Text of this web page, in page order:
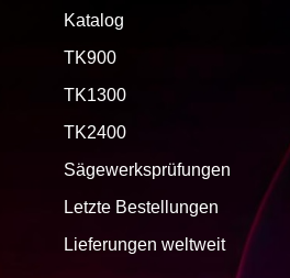
Katalog
TK900
TK1300
TK2400
Sägewerksprüfungen
Letzte Bestellungen
Lieferungen weltweit